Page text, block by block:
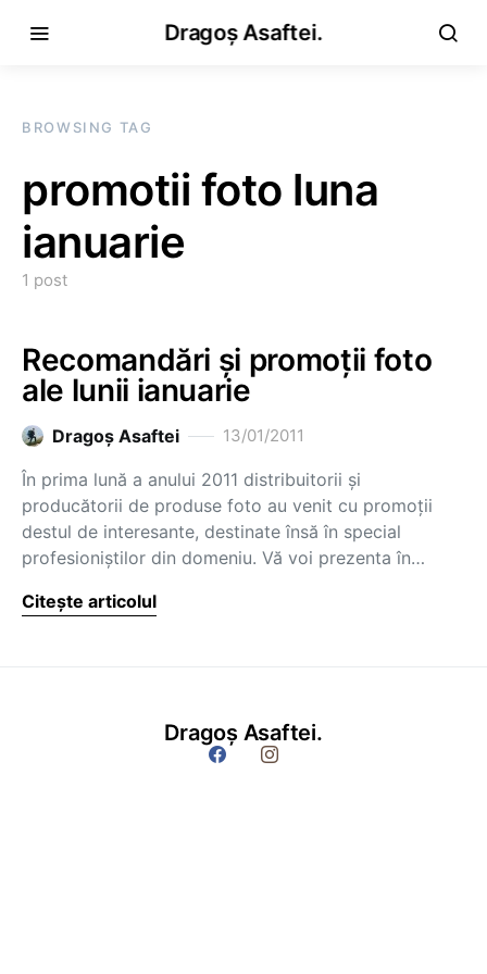
Dragoș Asaftei.
BROWSING TAG
promotii foto luna
ianuarie
1 post
Recomandări şi promoţii foto
ale lunii ianuarie
Dragoş Asaftei 13/01/2011
În prima lună a anului 2011 distribuitorii şi
producătorii de produse foto au venit cu promoţii
destul de interesante, destinate însă în special
profesioniştilor din domeniu. Vă voi prezenta în…
Citește articolul
Dragoș Asaftei.